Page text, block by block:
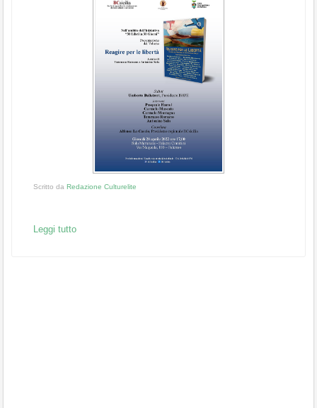
Scritto da Redazione Culturelite
Leggi tutto